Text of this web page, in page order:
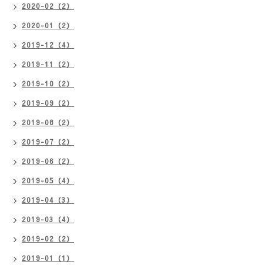
2020-02（2）
2020-01（2）
2019-12（4）
2019-11（2）
2019-10（2）
2019-09（2）
2019-08（2）
2019-07（2）
2019-06（2）
2019-05（4）
2019-04（3）
2019-03（4）
2019-02（2）
2019-01（1）